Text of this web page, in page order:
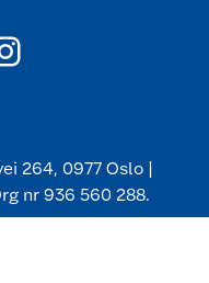
264, 0977 Oslo |
nr 936 560 288.